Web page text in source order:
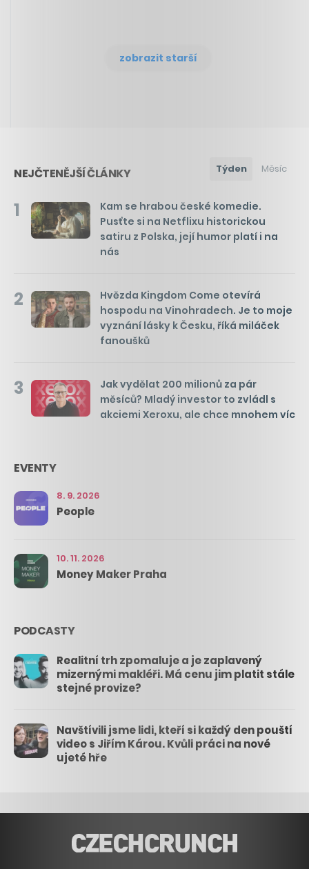
zobrazit starší
NEJČTENĚJŠÍ ČLÁNKY Týden Měsíc
1
Kam se hrabou české komedie.
Pusťte si na Netflixu historickou
satiru z Polska, její humor platí i na
nás
2
Hvězda Kingdom Come otevírá
hospodu na Vinohradech. Je to moje
vyznání lásky k Česku, říká miláček
fanoušků
3
Jak vydělat 200 milionů za pár
měsíců? Mladý investor to zvládl s
akciemi Xeroxu, ale chce mnohem víc
EVENTY
8. 9. 2026
People
10. 11. 2026
Money Maker Praha
PODCASTY
Realitní trh zpomaluje a je zaplavený
mizernými makléři. Má cenu jim platit stále
stejné provize?
Navštívili jsme lidi, kteří si každý den pouští
video s Jiřím Károu. Kvůli práci na nové
ujeté hře